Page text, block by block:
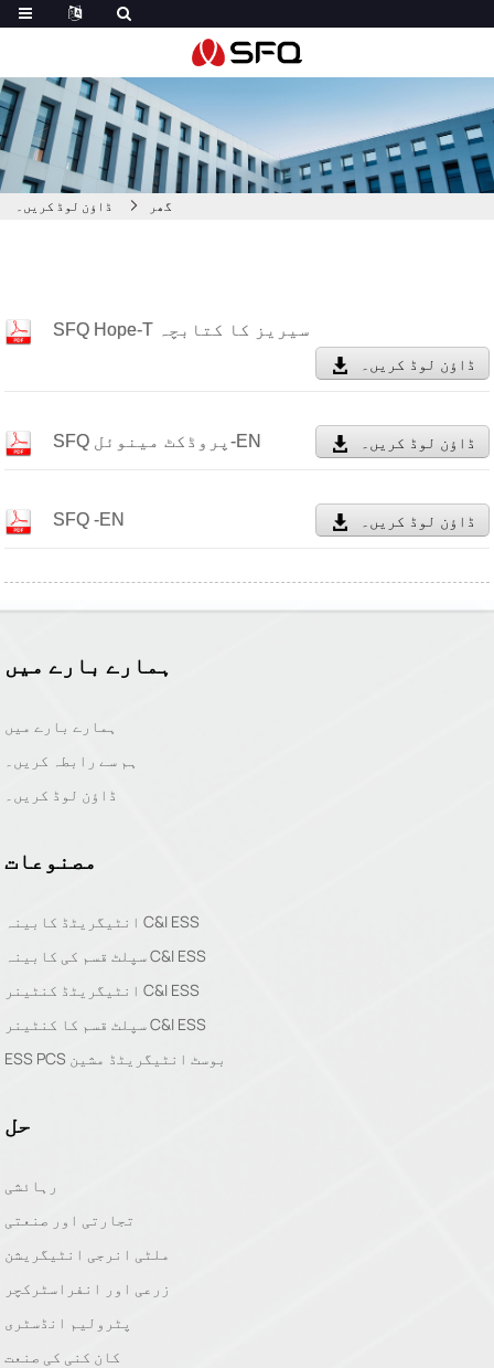
گھر ڈاؤن لوڈ کریں۔
SFQ Hope-T سیریز کا کتابچہ
ڈاؤن لوڈ کریں۔
SFQ پروڈکٹ مینوئل-EN ڈاؤن لوڈ کریں۔
SFQ -EN ڈاؤن لوڈ کریں۔
ہمارے بارے میں
ہمارے بارے میں
ہم سے رابطہ کریں۔
ڈاؤن لوڈ کریں۔
مصنوعات
انٹیگریٹڈ کابینہ C&I ESS
سپلٹ قسم کی کابینہ C&I ESS
انٹیگریٹڈ کنٹینر C&I ESS
سپلٹ قسم کا کنٹینر C&I ESS
ESS PCS بوسٹ انٹیگریٹڈ مشین
حل
رہائشی
تجارتی اور صنعتی
ملٹی انرجی انٹیگریشن
زرعی اور انفراسٹرکچر
پٹرولیم انڈسٹری
کان کنی کی صنعت